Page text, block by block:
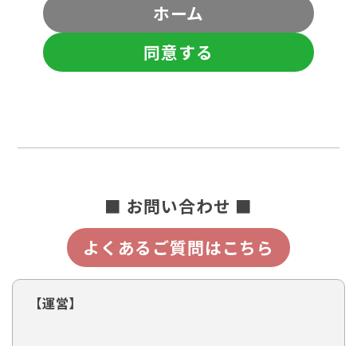
ホーム
同意する
■ お問い合わせ ■
よくあるご質問はこちら
【運営】